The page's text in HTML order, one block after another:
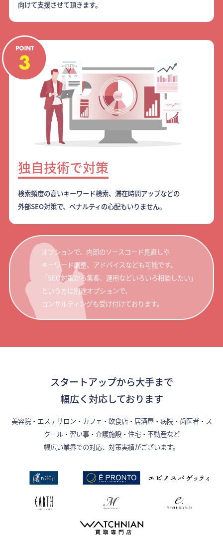
向けて支援させて頂きます。
独自技術で対策
検索頻度の高いキーワード検索、滞在時間アップなどの
外部SEO対策で、ペナルティの心配もいりません。
オプションで、内部のソースコード見直しや
キーワード調整、アドバイスなども可能です。
「SEO対策から集客、運用などいろいろ相談したい」
という方は別途オプションで、
コンサルティングも受け付けております。
スタートアップから大手まで
幅広く対応しております
美容院・エステサロン・カフェ・飲食店・居酒屋・病院・歯医者・ス
クール・習い事・介護施設・住宅・不動産など
幅広い業界での対応、対策実績がございます。